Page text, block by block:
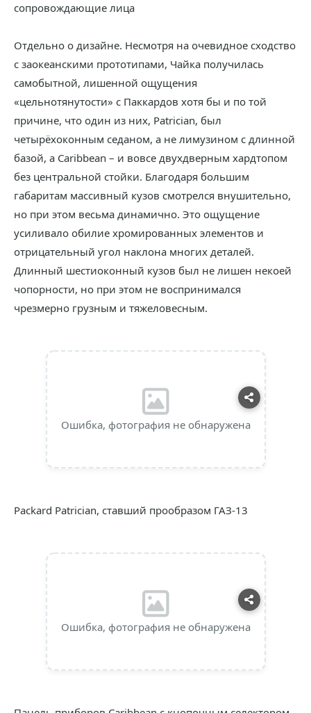
сопровождающие лица
Отдельно о дизайне. Несмотря на очевидное сходство
с заокеанскими прототипами, Чайка получилась
самобытной, лишенной ощущения
«цельнотянутости» с Паккардов хотя бы и по той
причине, что один из них, Patrician, был
четырёхоконным седаном, а не лимузином с длинной
базой, а Caribbean – и вовсе двухдверным хардтопом
без центральной стойки. Благодаря большим
габаритам массивный кузов смотрелся внушительно,
но при этом весьма динамично. Это ощущение
усиливало обилие хромированных элементов и
отрицательный угол наклона многих деталей.
Длинный шестиоконный кузов был не лишен некоей
чопорности, но при этом не воспринимался
чрезмерно грузным и тяжеловесным.
Ошибка, фотография не обнаружена
Packard Patrician, ставший прообразом ГАЗ-13
Ошибка, фотография не обнаружена